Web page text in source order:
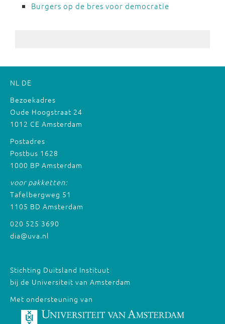
Burgers op de bres voor democratie
NL DE
Bezoekadres
Oude Hoogstraat 24
1012 CE Amsterdam
Postadres
Postbus 1628
1000 BP Amsterdam
voor pakketten:
Tafelbergweg 51
1105 BD Amsterdam
020 525 3690
dia@uva.nl
Stichting Duitsland Instituut
bij de Universiteit van Amsterdam
Met ondersteuning van